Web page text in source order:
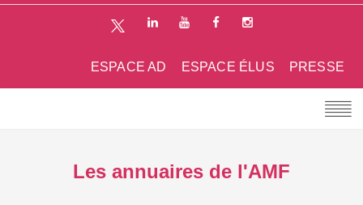
PRESSE
ESPACE ÉLUS
ESPACE AD
Les annuaires de l'AMF